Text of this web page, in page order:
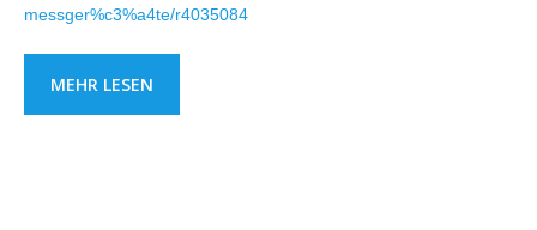
messger%c3%a4te/r4035084
MEHR LESEN